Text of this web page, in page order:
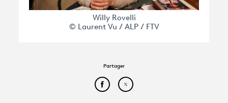
Willy Rovelli
© Laurent Vu / ALP / FTV
Partager
Partager cet article sur
Partager cet article sur